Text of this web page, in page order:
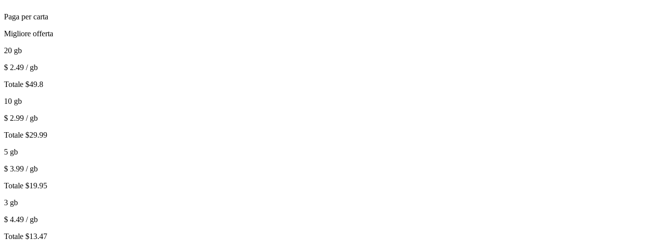
Paga per carta
Migliore offerta
20 gb
$ 2.49 / gb
Totale $49.8
10 gb
$ 2.99 / gb
Totale $29.99
5 gb
$ 3.99 / gb
Totale $19.95
3 gb
$ 4.49 / gb
Totale $13.47